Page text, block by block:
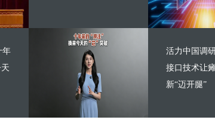
年
活力中国调
接口技术让
新“迈开腿”